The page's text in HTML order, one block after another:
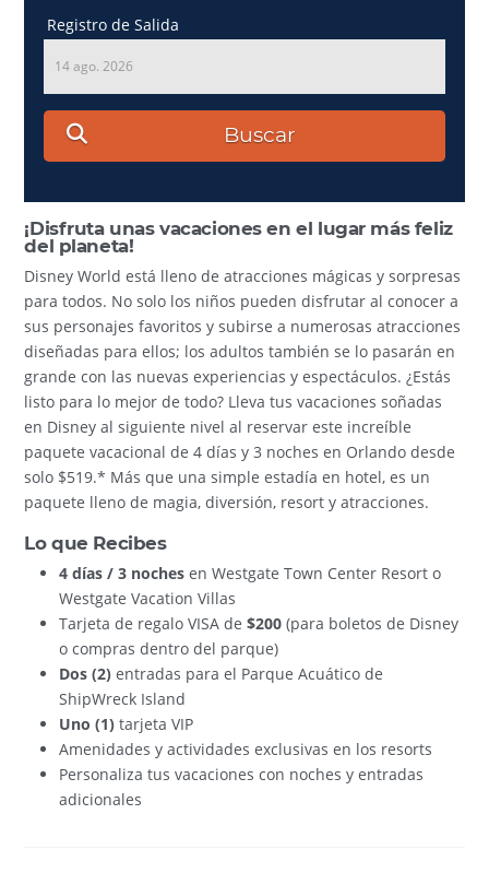
Registro de Salida
14 ago. 2026
Buscar
¡Disfruta unas vacaciones en el lugar más feliz
del planeta!
Disney World está lleno de atracciones mágicas y sorpresas
para todos. No solo los niños pueden disfrutar al conocer a
sus personajes favoritos y subirse a numerosas atracciones
diseñadas para ellos; los adultos también se lo pasarán en
grande con las nuevas experiencias y espectáculos. ¿Estás
listo para lo mejor de todo? Lleva tus vacaciones soñadas
en Disney al siguiente nivel al reservar este increíble
paquete vacacional de 4 días y 3 noches en Orlando desde
solo $519.* Más que una simple estadía en hotel, es un
paquete lleno de magia, diversión, resort y atracciones.
Lo que Recibes
4 días / 3 nochesen Westgate Town Center Resort o
Westgate Vacation Villas
Tarjeta de regalo VISA de$200 (para boletos de Disney
o compras dentro del parque)
Dos (2) entradas para el Parque Acuático de
ShipWreck Island
Uno (1) tarjeta VIP
Amenidades y actividades exclusivas en los resorts
Personaliza tus vacaciones con noches y entradas
adicionales